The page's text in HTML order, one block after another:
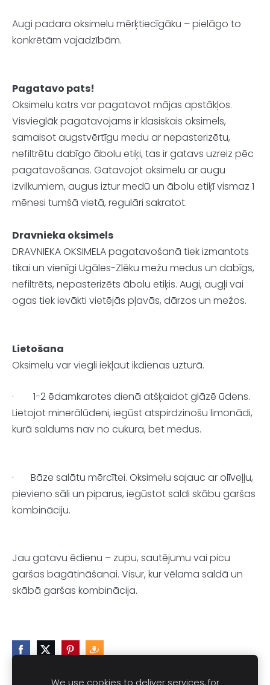
Augi padara oksimelu mērķtiecīgāku – pielāgo to
konkrētām vajadzībām.
Pagatavo pats!
Oksimelu katrs var pagatavot mājas apstākļos.
Visvieglāk pagatavojams ir klasiskais oksimels,
samaisot augstvērtīgu medu ar nepasterizētu,
nefiltrētu dabīgo ābolu etiķi, tas ir gatavs uzreiz pēc
pagatavošanas. Gatavojot oksimelu ar augu
izvilkumiem, augus iztur medū un ābolu etiķī vismaz 1
mēnesi tumšā vietā, regulāri sakratot.
Dravnieka oksimels
DRAVNIEKA OKSIMELA pagatavošanā tiek izmantots
tikai un vienīgi Ugāles-Zlēku mežu medus un dabīgs,
nefiltrēts, nepasterizēts ābolu etiķis. Augi, augļi vai
ogas tiek ievākti vietējās pļavās, dārzos un mežos.
Lietošana
Oksimelu var viegli iekļaut ikdienas uzturā.
·
1-2 ēdamkarotes dienā atšķaidot glāzē ūdens.
Lietojot minerālūdeni, iegūst atspirdzinošu limonādi,
kurā saldums nav no cukura, bet medus.
·
Bāze salātu mērcītei. Oksimelu sajauc ar olīveļļu,
pievieno sāli un piparus, iegūstot saldi skābu garšas
kombināciju.
Jau gatavu ēdienu – zupu, sautējumu vai picu
garšas bagātināšanai. Visur, kur vēlama saldā un
skābā garšas kombinācija.
We use cookies to deliver services, for